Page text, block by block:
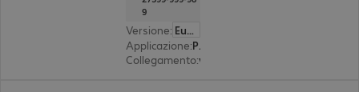
9
Versione:
Europa
Applicazione: PC, notebook, tablet, smartphone
Collegamento: